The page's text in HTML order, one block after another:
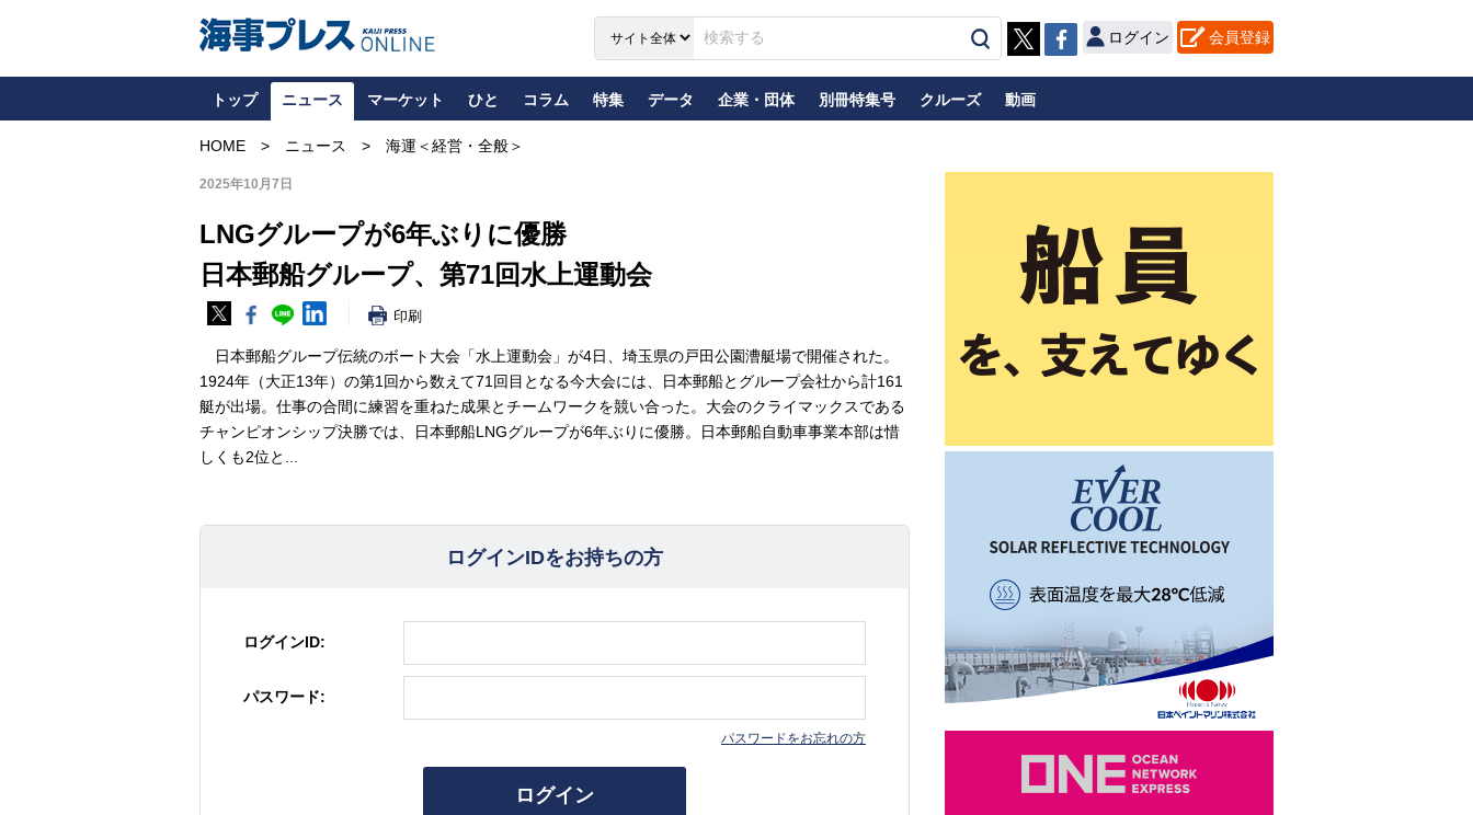
ログイン 会員登録
トップ ニュース マーケット ひと コラム 特集 データ 企業・団体 別冊特集号 クルーズ 動画
HOME ニュース 海運＜経営・全般＞
2025年10月7日
LNGグループが6年ぶりに優勝
日本郵船グループ、第71回水上運動会
印刷
日本郵船グループ伝統のボート大会「水上運動会」が4日、埼玉県の戸田公園漕艇場で開催された。
1924年（大正13年）の第1回から数えて71回目となる今大会には、日本郵船とグループ会社から計161
艇が出場。仕事の合間に練習を重ねた成果とチームワークを競い合った。大会のクライマックスである
チャンピオンシップ決勝では、日本郵船LNGグループが6年ぶりに優勝。日本郵船自動車事業本部は惜
しくも2位と...
ログインIDをお持ちの方
ログインID:
パスワード:
パスワードをお忘れの方
ログイン